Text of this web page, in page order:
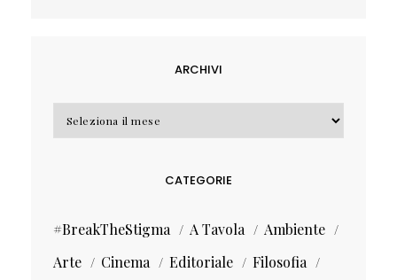
ARCHIVI
Archivi
CATEGORIE
#BreakTheStigma A Tavola
Ambiente
Arte
Cinema Editoriale
Filosofia